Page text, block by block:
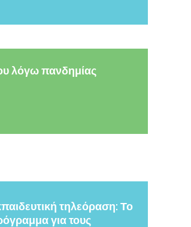
λόγω πανδημίας
τηλεόραση: Το
για τους